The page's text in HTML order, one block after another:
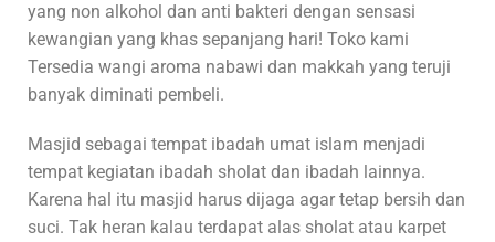
yang non alkohol dan anti bakteri dengan sensasi
kewangian yang khas sepanjang hari! Toko kami
Tersedia wangi aroma nabawi dan makkah yang teruji
banyak diminati pembeli.
Masjid sebagai tempat ibadah umat islam menjadi
tempat kegiatan ibadah sholat dan ibadah lainnya.
Karena hal itu masjid harus dijaga agar tetap bersih dan
suci. Tak heran kalau terdapat alas sholat atau karpet